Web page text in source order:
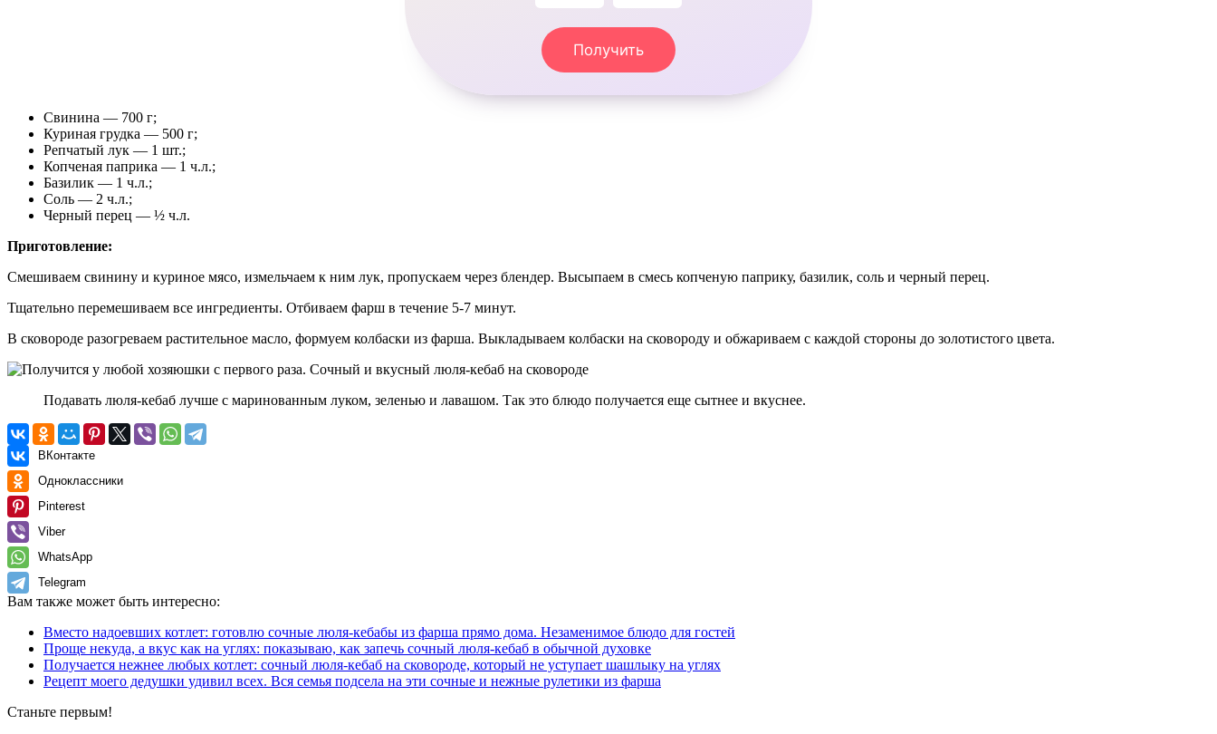
Получить
Свинина — 700 г;
Куриная грудка — 500 г;
Репчатый лук — 1 шт.;
Копченая паприка — 1 ч.л.;
Базилик — 1 ч.л.;
Соль — 2 ч.л.;
Черный перец — ½ ч.л.
Приготовление:
Смешиваем свинину и куриное мясо, измельчаем к ним лук, пропускаем через блендер. Высыпаем в смесь копченую паприку, базилик, соль и черный перец.
Тщательно перемешиваем все ингредиенты. Отбиваем фарш в течение 5-7 минут.
В сковороде разогреваем растительное масло, формуем колбаски из фарша. Выкладываем колбаски на сковороду и обжариваем с каждой стороны до золотистого цвета.
Подавать люля-кебаб лучше с маринованным луком, зеленью и лавашом. Так это блюдо получается еще сытнее и вкуснее.
ВКонтакте
Одноклассники
Pinterest
Viber
WhatsApp
Telegram
Вам также может быть интересно:
Вместо надоевших котлет: готовлю сочные люля-кебабы из фарша прямо дома. Незаменимое блюдо для гостей
Проще некуда, а вкус как на углях: показываю, как запечь сочный люля-кебаб в обычной духовке
Получается нежнее любых котлет: сочный люля-кебаб на сковороде, который не уступает шашлыку на углях
Рецепт моего дедушки удивил всех. Вся семья подсела на эти сочные и нежные рулетики из фарша
Станьте первым!